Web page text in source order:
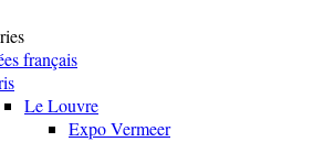
français
Le Louvre
Expo Vermeer